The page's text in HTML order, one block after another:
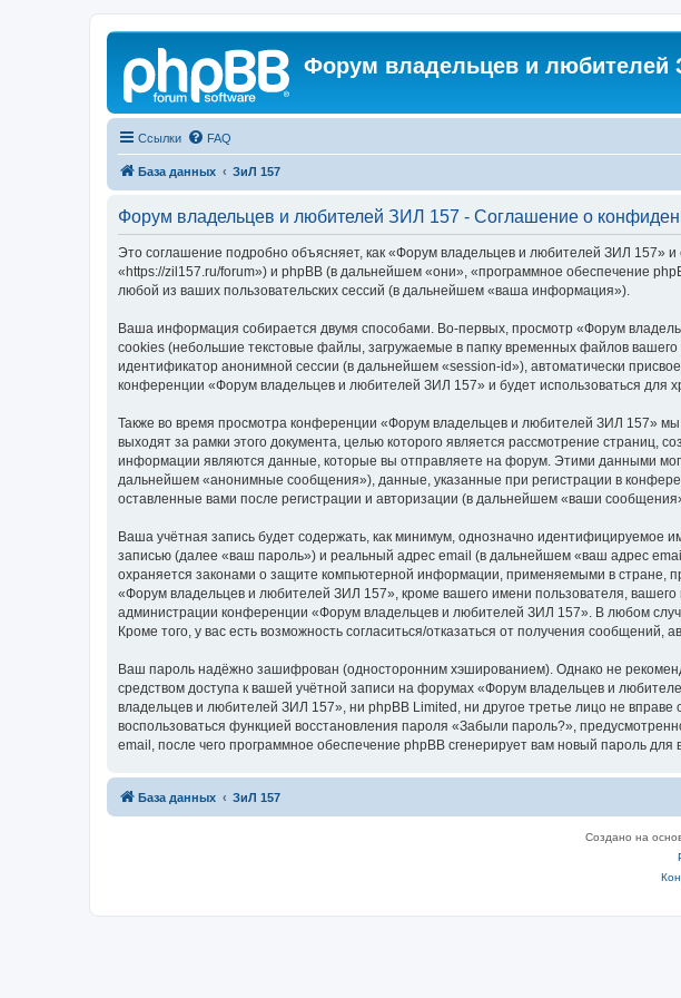
Форум владельцев и любителей
Ссылки FAQ
База данных ЗиЛ 157
Форум владельцев и любителей ЗИЛ 157 - Соглашение о
Это соглашение подробно объясняет, как «Форум владельцев и любителей ЗИЛ
«https://zil157.ru/forum») и phpBB (в дальнейшем «они», «программное обеспечение
любой из ваших пользовательских сессий (в дальнейшем «ваша информация»).
Ваша информация собирается двумя способами. Во-первых, просмотр «Форум
cookies (небольшие текстовые файлы, загружаемые в папку временных файлов
идентификатор анонимной сессии (в дальнейшем «session-id»), автоматически
конференции «Форум владельцев и любителей ЗИЛ 157» и будет использоваться
Также во время просмотра конференции «Форум владельцев и любителей ЗИЛ 157»
выходят за рамки этого документа, целью которого является рассмотрение
информации являются данные, которые вы отправляете на форум. Этими данными
дальнейшем «анонимные сообщения»), данные, указанные при регистрации в
оставленные вами после регистрации и авторизации (в дальнейшем «ваши
Ваша учётная запись будет содержать, как минимум, однозначно
записью (далее «ваш пароль») и реальный адрес email (в дальнейшем «ваш адрес
охраняется законами о защите компьютерной информации, применяемыми в стране,
«Форум владельцев и любителей ЗИЛ 157», кроме вашего имени пользователя,
администрации конференции «Форум владельцев и любителей ЗИЛ 157». В любом
Кроме того, у вас есть возможность согласиться/отказаться от получения
Ваш пароль надёжно зашифрован (односторонним хэшированием). Однако не
средством доступа к вашей учётной записи на форумах «Форум владельцев и
владельцев и любителей ЗИЛ 157», ни phpBB Limited, ни другое третье лицо не
воспользоваться функцией восстановления пароля «Забыли пароль?»,
email, после чего программное обеспечение phpBB сгенерирует вам новый пароль для
База данных ЗиЛ 157
Создано на